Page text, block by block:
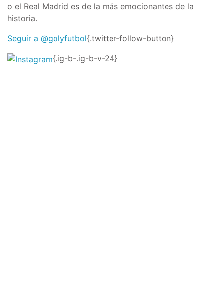
o el Real Madrid es de la más emocionantes de la
historia.
Seguir a @golyfutbol{.twitter-follow-button}
{.ig-b-.ig-b-v-24}